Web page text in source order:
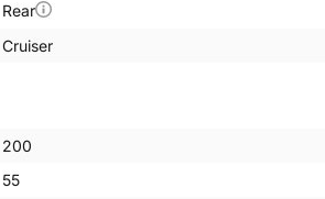
200
55
Rear
Cruiser